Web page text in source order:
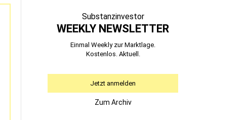
Substanzinvestor
WEEKLY NEWSLETTER
Einmal Weekly zur Marktlage.
Kostenlos. Aktuell.
Jetzt anmelden
Zum Archiv